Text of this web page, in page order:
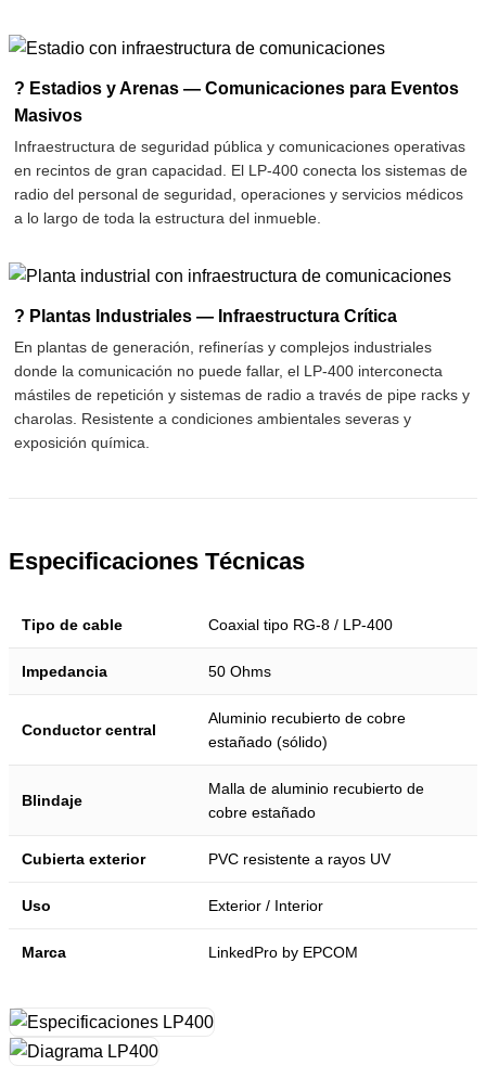
? Estadios y Arenas — Comunicaciones para Eventos
Masivos
Infraestructura de seguridad pública y comunicaciones operativas
en recintos de gran capacidad. El LP-400 conecta los sistemas de
radio del personal de seguridad, operaciones y servicios médicos
a lo largo de toda la estructura del inmueble.
? Plantas Industriales — Infraestructura Crítica
En plantas de generación, refinerías y complejos industriales
donde la comunicación no puede fallar, el LP-400 interconecta
mástiles de repetición y sistemas de radio a través de pipe racks y
charolas. Resistente a condiciones ambientales severas y
exposición química.
Especificaciones Técnicas
Tipo de cable Coaxial tipo RG-8 / LP-400
Impedancia 50 Ohms
Conductor central
Aluminio recubierto de cobre
estañado (sólido)
Blindaje
Malla de aluminio recubierto de
cobre estañado
Cubierta exterior PVC resistente a rayos UV
Uso Exterior / Interior
Marca LinkedPro by EPCOM